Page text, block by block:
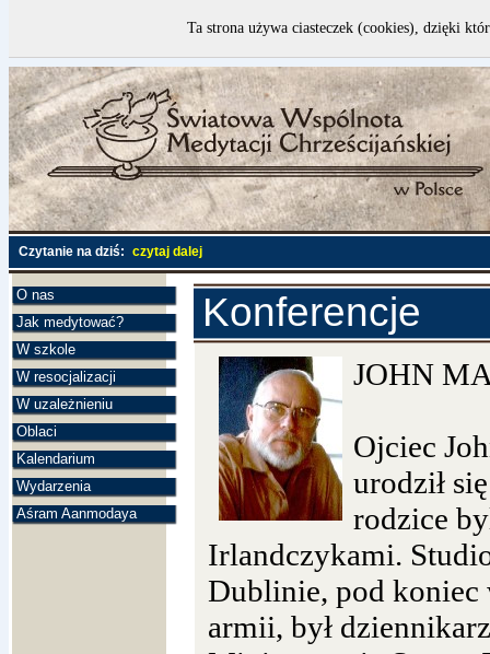
Czytanie na dziś: czytaj dalej
O nas
Jak medytować?
W szkole
W resocjalizacji
W uzależnieniu
Oblaci
Kalendarium
Wydarzenia
Aśram Aanmodaya
Konferencje
JOHN
Ojciec
urodził
rodzice
Irlandczykami.
Dublinie, pod koniec
armii, był
Ta strona używa ciasteczek (cookies), dzięki